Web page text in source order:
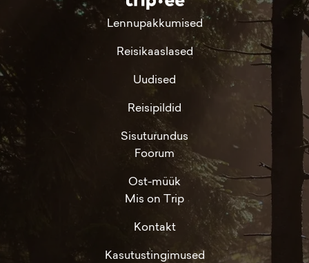
Lennupakkumised
Reisikaaslased
Uudised
Reisipildid
Sisuturundus
Foorum
Ost-müük
Mis on Trip
Kontakt
Kasutustingimused